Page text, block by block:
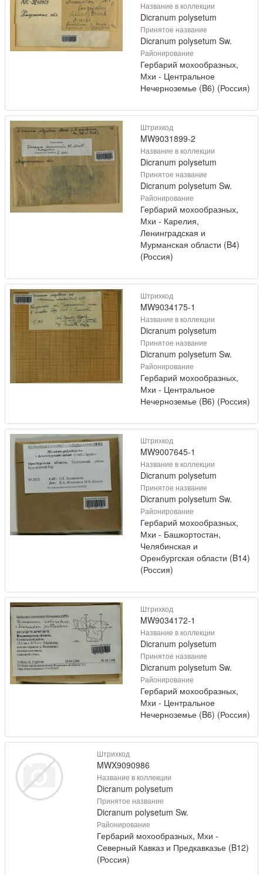
Название в коллекции
Dicranum polysetum
Принятое название
Dicranum polysetum Sw.
Районирование
Гербарий мохообразных,
Мхи - Центральное
Нечерноземье (B6) (Россия)
Штрихкод
MW9031899-2
Название в коллекции
Dicranum polysetum
Принятое название
Dicranum polysetum Sw.
Районирование
Гербарий мохообразных,
Мхи - Карелия,
Ленинградская и
Мурманская области (B4)
(Россия)
Штрихкод
MW9034175-1
Название в коллекции
Dicranum polysetum
Принятое название
Dicranum polysetum Sw.
Районирование
Гербарий мохообразных,
Мхи - Центральное
Нечерноземье (B6) (Россия)
Штрихкод
MW9007645-1
Название в коллекции
Dicranum polysetum
Принятое название
Dicranum polysetum Sw.
Районирование
Гербарий мохообразных,
Мхи - Башкортостан,
Челябинская и
Оренбургская области (B14)
(Россия)
Штрихкод
MW9034172-1
Название в коллекции
Dicranum polysetum
Принятое название
Dicranum polysetum Sw.
Районирование
Гербарий мохообразных,
Мхи - Центральное
Нечерноземье (B6) (Россия)
Штрихкод
MWX9090986
Название в коллекции
Dicranum polysetum
Принятое название
Dicranum polysetum Sw.
Районирование
Гербарий мохообразных, Мхи -
Северный Кавказ и Предкавказье (B12)
(Россия)